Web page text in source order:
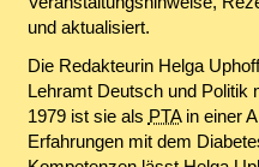
und aktualisiert.
Die Redakteurin Helga
Lehramt Deutsch und Politik
1979 ist sie als PTAin einer
Erfahrungen mit dem